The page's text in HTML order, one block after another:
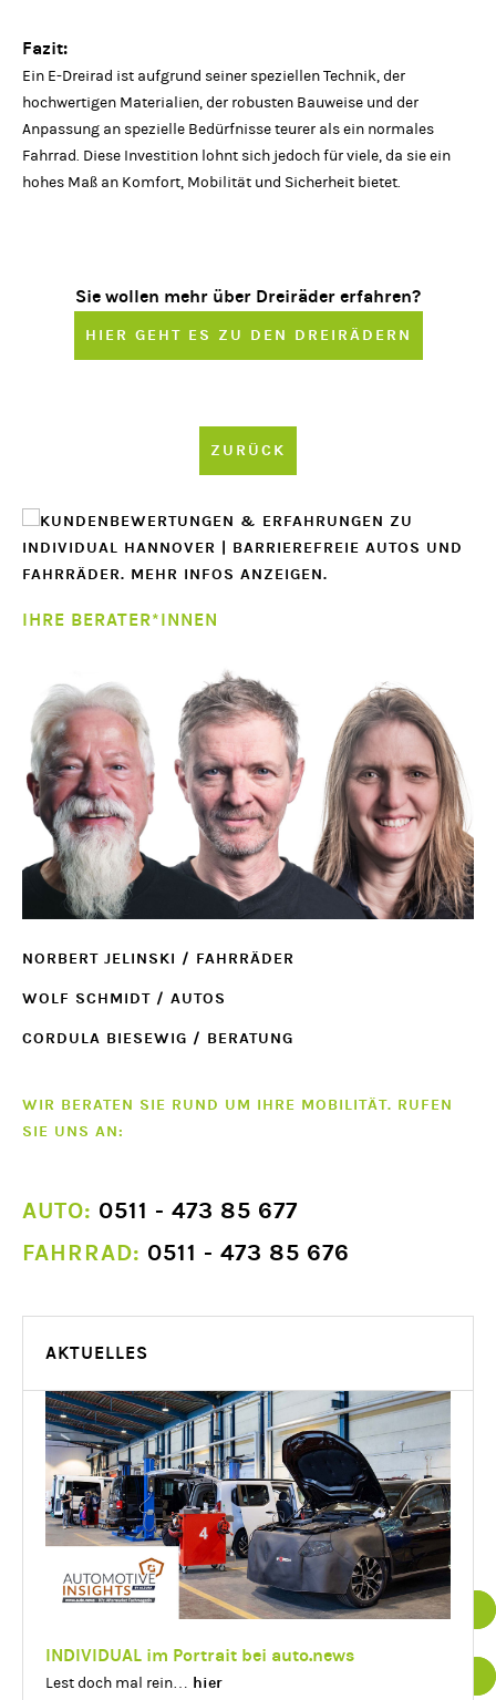
Fazit:
Ein E-Dreirad ist aufgrund seiner speziellen Technik, der
hochwertigen Materialien, der robusten Bauweise und der
Anpassung an spezielle Bedürfnisse teurer als ein normales
Fahrrad. Diese Investition lohnt sich jedoch für viele, da sie ein
hohes Maß an Komfort, Mobilität und Sicherheit bietet.
Sie wollen mehr über Dreiräder erfahren?
HIER GEHT ES ZU DEN DREIRÄDERN
ZURÜCK
IHRE BERATER*INNEN
NORBERT JELINSKI / FAHRRÄDER
WOLF SCHMIDT / AUTOS
CORDULA BIESEWIG / BERATUNG
WIR BERATEN SIE RUND UM IHRE MOBILITÄT. RUFEN
SIE UNS AN:
AUTO: 0511 - 473 85 677
FAHRRAD: 0511 - 473 85 676
AKTUELLES
INDIVIDUAL im Portrait bei auto.news
Lest doch mal rein… hier
Essenziell